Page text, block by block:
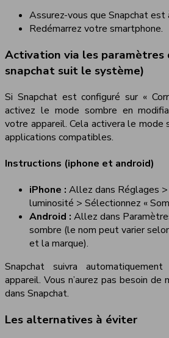
Assurez-vous que Snapchat est
Redémarrez votre smartphone.
Activation via les paramètres
snapchat suit le système)
Si Snapchat est configuré sur «
activez le mode sombre en
votre appareil. Cela activera le
applications compatibles.
Instructions (iphone et android)
iPhone : Allez dans Réglages
luminosité > Sélectionnez «
Android : Allez dans
sombre (le nom peut varier
et la marque).
Snapchat suivra
appareil. Vous n’aurez pas besoin
dans Snapchat.
Les alternatives à éviter